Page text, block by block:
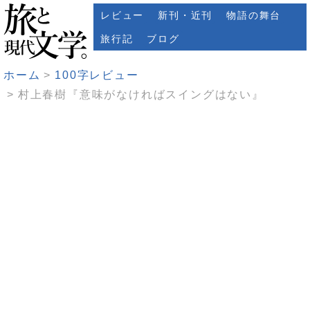
レビュー 新刊・近刊 物語の舞台
旅行記 ブログ
ホーム
100字レビュー
村上春樹『意味がなければスイングはない』